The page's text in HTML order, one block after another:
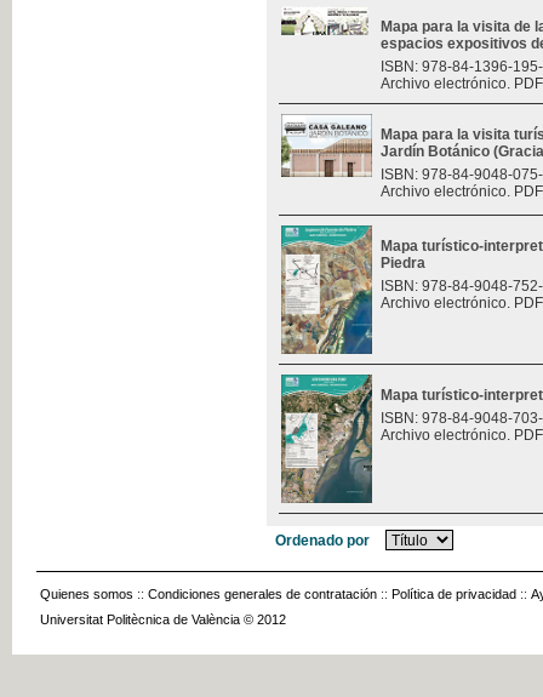
Mapa para la visita de
espacios expositivos
ISBN: 978-84-1396-
Archivo electrónico.
Mapa para la visita
Jardín Botánico
ISBN: 978-84-9048-
Archivo electrónico.
Mapa turístico-
Piedra
ISBN: 978-84-9048-
Archivo electrónico.
Mapa turístico-
ISBN: 978-84-9048-
Archivo electrónico.
Ordenado por
Quienes somos :: Condiciones generales de contratación :: Política de privacidad ::
Universitat Politècnica de València © 2012